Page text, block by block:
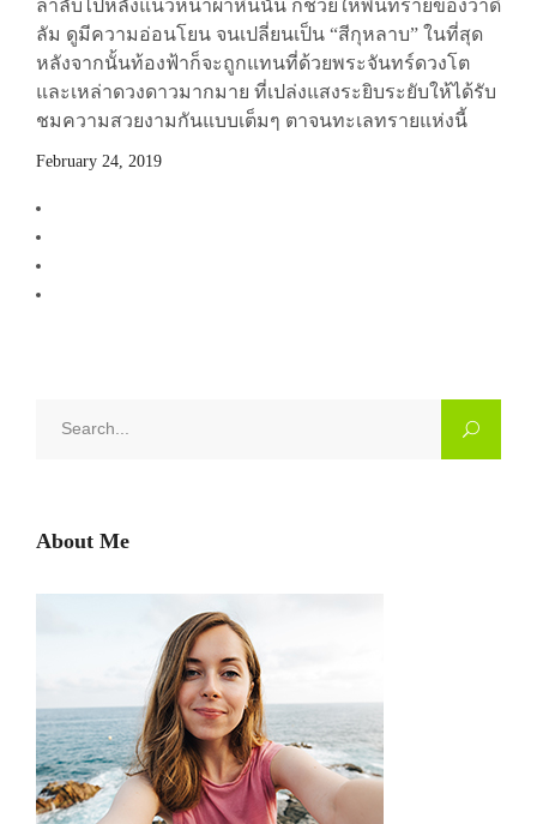
ลาลับไปหลังแนวหน้าผาหินนั้น ก็ช่วยให้พื้นทรายของวาดิ
ลัม ดูมีความอ่อนโยน จนเปลี่ยนเป็น “สีกุหลาบ” ในที่สุด
หลังจากนั้นท้องฟ้าก็จะถูกแทนที่ด้วยพระจันทร์ดวงโต
และเหล่าดวงดาวมากมาย ที่เปล่งแสงระยิบระยับให้ได้รับ
ชมความสวยงามกันแบบเต็มๆ ตาจนทะเลทรายแห่งนี้
February 24, 2019
About Me